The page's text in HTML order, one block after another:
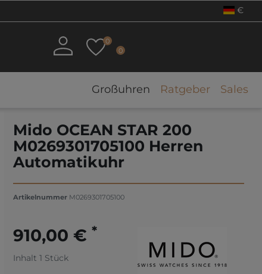
€
0
0
Großuhren Ratgeber Sales
Mido OCEAN STAR 200
M0269301705100 Herren
Automatikuhr
Artikelnummer M0269301705100
910,00 € *
Inhalt 1 Stück